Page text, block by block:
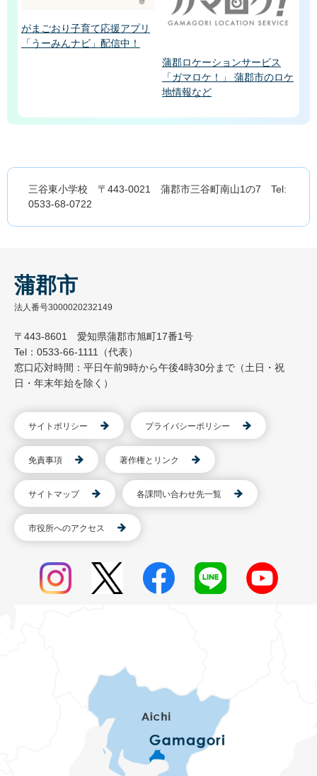
がまごおり子育て応援アプリ
「うーみんナビ」配信中！
蒲郡ロケーションサービス
「ガマロケ！」 蒲郡市のロケ
地情報など
三谷東小学校 〒443-0021 蒲郡市三谷町南山1の7 Tel:
0533-68-0722
蒲郡市
法人番号3000020232149
〒443-8601 愛知県蒲郡市旭町17番1号
Tel：0533-66-1111（代表）
窓口応対時間：平日午前9時から午後4時30分まで（土日・祝
日・年末年始を除く）
サイトポリシー プライバシーポリシー
免責事項 著作権とリンク
サイトマップ 各課問い合わせ先一覧
市役所へのアクセス